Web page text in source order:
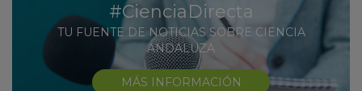
#CienciaDirecta
TU FUENTE DE NOTICIAS SOBRE CIENCIA
ANDALUZA
MÁS INFORMACIÓN